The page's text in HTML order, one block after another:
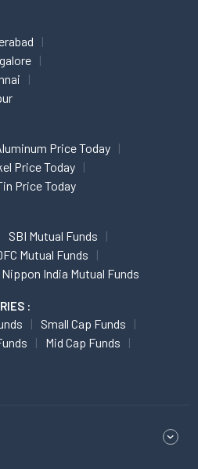
Price Today
Price Today
Price Today
SBI Mutual Funds
Mutual Funds
Nippon India Mutual Funds
:
Small Cap Funds
Mid Cap Funds